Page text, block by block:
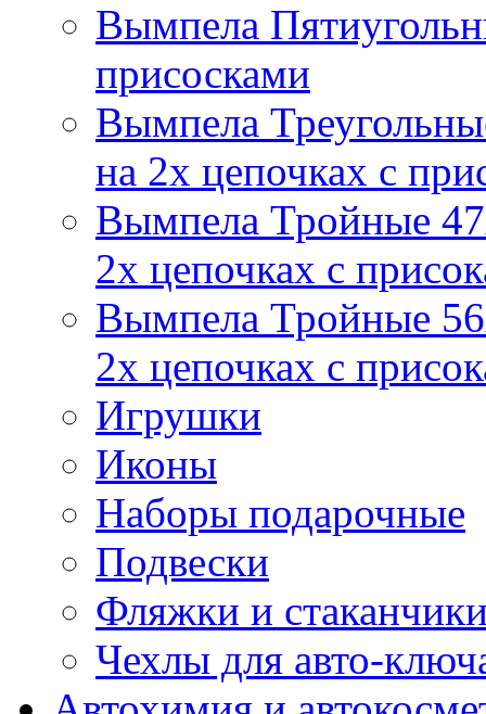
Вымпела
присосками
Вымпела
на 2х цепочках с
Вымпела Тройные
2х цепочках с
Вымпела Тройные
2х цепочках с
Игрушки
Иконы
Наборы подарочные
Подвески
Фляжки и
Чехлы для авто-